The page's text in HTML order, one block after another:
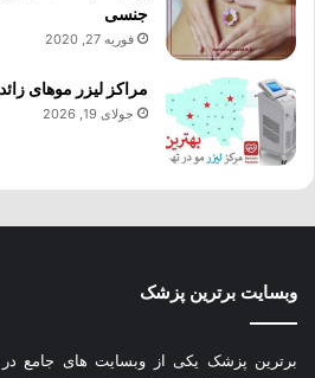
جنسی
فوریه 27, 2020
مراکز لیزر موهای
جولای 19, 2026
وبسایت برترین پزشک
برترین پزشک یکی از وبسایت های جامع